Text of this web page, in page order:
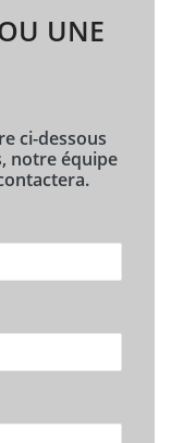
UNE
ci-dessous
notre équipe